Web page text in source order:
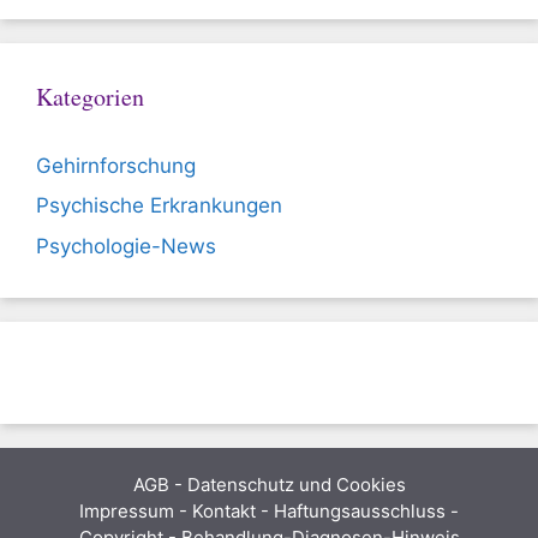
Kategorien
Gehirnforschung
Psychische Erkrankungen
Psychologie-News
AGB - Datenschutz und Cookies
Impressum - Kontakt - Haftungsausschluss -